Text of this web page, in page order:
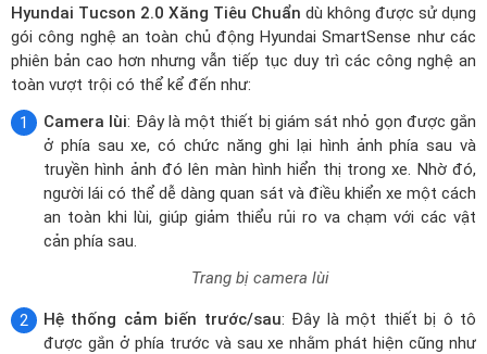
Camera lùi: Đây là một thiết bị giám sát nhỏ gọn được gắn
ở phía sau xe, có chức năng ghi lại hình ảnh phía sau và
truyền hình ảnh đó lên màn hình hiển thị trong xe. Nhờ đó,
người lái có thể dễ dàng quan sát và điều khiển xe một cách
an toàn khi lùi, giúp giảm thiểu rủi ro va chạm với các vật
cản phía sau.
Trang bị camera lùi
Hệ thống cảm biến trước/sau: Đây là một thiết bị ô tô
được gắn ở phía trước và sau xe nhằm phát hiện cũng như
cảnh báo sớm các chướng ngại vật nằm trong điểm mù,
huống có thể xảy ra, giảm bớt nguy cơ va chạm.